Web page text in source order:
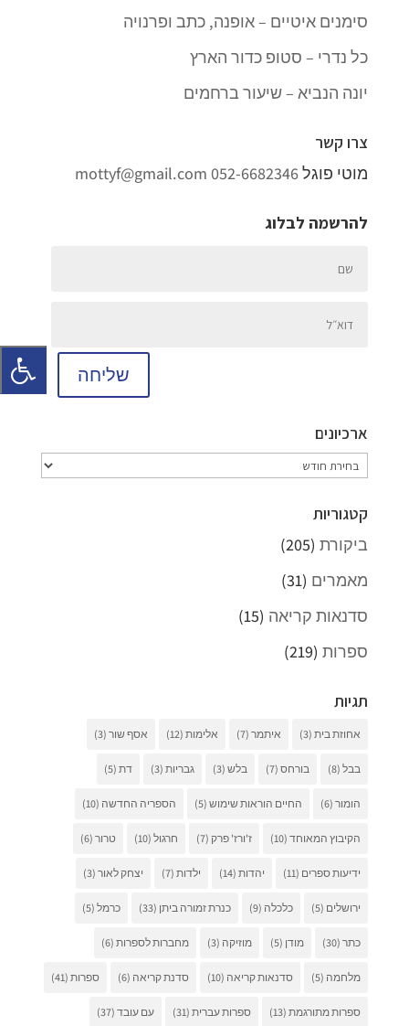
סימנים איטיים – אופנה, כתב ופרנויה
כל נדרי – סטופ כדור הארץ
יונה הנביא – שיעור ברחמים
צרו קשר
מוטי פוגל052-6682346
mottyf@gmail.com
להרשמה לבלוג
שליחה
ארכיונים
ארכיונים
קטגוריות
ביקורת(205)
מאמרים (31)
סדנאות קריאה (15)
ספרות(219)
תגיות
אחוזת בית(3) איתמר(7) אלימות(12) אסף שור(3)
בבל(8) בורחס(7) בלש(3) גבריות(3) דת(5)
הומור(6) החיים הוראות שימוש(5) הספריה החדשה (10)
הקיבוץ המאוחד(10) ז'ורז' פרק(7) חרגול(10) טרור(6)
ידיעות ספרים (11) יהדות(14) ילדות(7) יצחק לאור(3)
ירושלים (5) כלכלה (9) כנרת זמורה ביתן (33) כרמל(5)
כתר(30) מודן (5) מוזיקה (3) מחברות לספרות(6)
מלחמה (5) סדנאות קריאה (10) סדנת קריאה (6) ספרות(41)
ספרות מתורגמת(13) ספרות עברית(31) עם עובד(37)